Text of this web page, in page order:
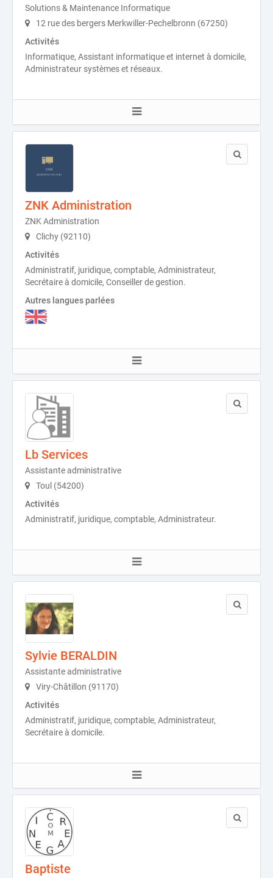
Solutions & Maintenance Informatique
12 rue des bergers Merkwiller-Pechelbronn (67250)
Activités
Informatique, Assistant informatique et internet à domicile,
Administrateur systèmes et réseaux.
ZNK Administration
ZNK Administration
Clichy (92110)
Activités
Administratif, juridique, comptable, Administrateur,
Secrétaire à domicile, Conseiller de gestion.
Autres langues parlées
Lb Services
Assistante administrative
Toul (54200)
Activités
Administratif, juridique, comptable, Administrateur.
Sylvie BERALDIN
Assistante administrative
Viry-Châtillon (91170)
Activités
Administratif, juridique, comptable, Administrateur,
Secrétaire à domicile.
Baptiste